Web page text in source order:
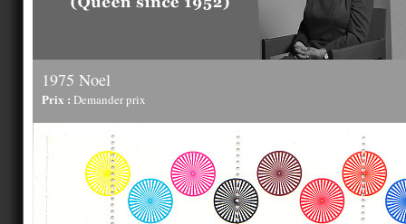
1975 Noel
Prix : Demander prix